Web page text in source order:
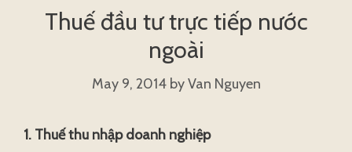
Thuế đầu tư trực tiếp nước
ngoài
May 9, 2014 byVan Nguyen
1. Thuế thu nhập doanh nghiệp